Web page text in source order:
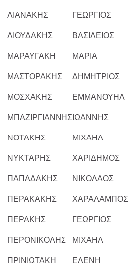
ΛΙΑΝΑΚΗΣ ΓΕΩΡΓΙΟΣ
ΛΙΟΥΔΑΚΗΣ ΒΑΣΙΛΕΙΟΣ
ΜΑΡΑΥΓΑΚΗ ΜΑΡΙΑ
ΜΑΣΤΟΡΑΚΗΣ ΔΗΜΗΤΡΙΟΣ
ΜΟΣΧΑΚΗΣ ΕΜΜΑΝΟΥΗΛ
ΜΠΑΖΙΡΓΙΑΝΝΗΣΙΩΑΝΝΗΣ
ΝΟΤΑΚΗΣ ΜΙΧΑΗΛ
ΝΥΚΤΑΡΗΣ ΧΑΡΙΔΗΜΟΣ
ΠΑΠΑΔΑΚΗΣ ΝΙΚΟΛΑΟΣ
ΠΕΡΑΚΑΚΗΣ ΧΑΡΑΛΑΜΠΟΣ
ΠΕΡΑΚΗΣ ΓΕΩΡΓΙΟΣ
ΠΕΡΟΝΙΚΟΛΗΣ ΜΙΧΑΗΛ
ΠΡΙΝΙΩΤΑΚΗ ΕΛΕΝΗ